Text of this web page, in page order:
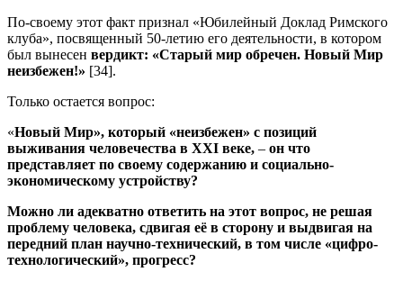
По-своему этот факт признал «Юбилейный Доклад Римского
клуба», посвященный 50-летию его деятельности, в котором
был вынесен вердикт: «Старый мир обречен. Новый Мир
неизбежен!» [34].
Только остается вопрос:
«Новый Мир», который «неизбежен» с позиций
выживания человечества в XXI веке, – он что
представляет по своему содержанию и социально-
экономическому устройству?
Можно ли адекватно ответить на этот вопрос, не решая
проблему человека, сдвигая её в сторону и выдвигая на
передний план научно-технический, в том числе «цифро-
технологический», прогресс?